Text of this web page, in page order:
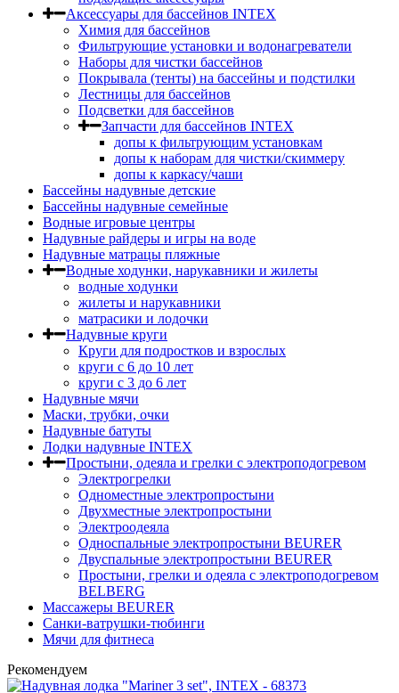
Аксессуары для бассейнов INTEX
Химия для бассейнов
Фильтрующие установки и водонагреватели
Наборы для чистки бассейнов
Покрывала (тенты) на бассейны и подстилки
Лестницы для бассейнов
Подсветки для бассейнов
Запчасти для бассейнов INTEX
допы к фильтрующим установкам
допы к наборам для чистки/скиммеру
допы к каркасу/чаши
Бассейны надувные детские
Бассейны надувные семейные
Водные игровые центры
Надувные райдеры и игры на воде
Надувные матрацы пляжные
Водные ходунки, нарукавники и жилеты
водные ходунки
жилеты и нарукавники
матрасики и лодочки
Надувные круги
Круги для подростков и взрослых
круги с 6 до 10 лет
круги c 3 до 6 лет
Надувные мячи
Маски, трубки, очки
Надувные батуты
Лодки надувные INTEX
Простыни, одеяла и грелки с электроподогревом
Электрогрелки
Одноместные электропростыни
Двухместные электропростыни
Электроодеяла
Односпальные электропростыни BEURER
Двуспальные электропростыни BEURER
Простыни, грелки и одеяла с электроподогревом
BELBERG
Массажеры BEURER
Санки-ватрушки-тюбинги
Мячи для фитнеса
Рекомендуем